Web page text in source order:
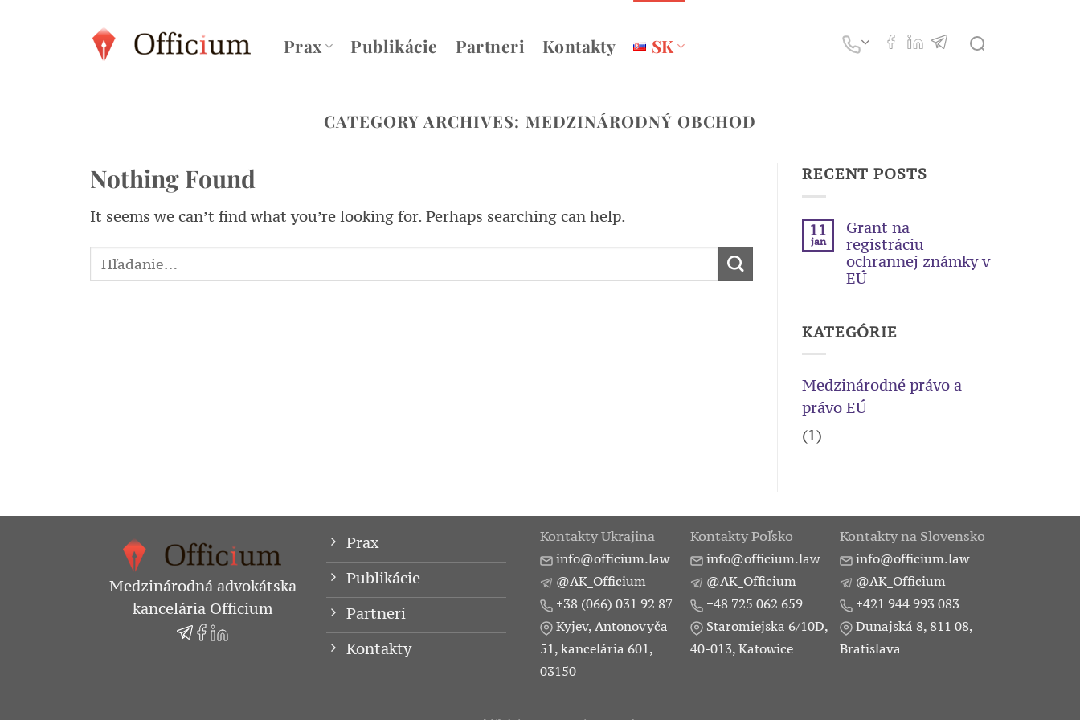
Prax Publikácie Partneri Kontakty SK
CATEGORY ARCHIVES: MEDZINÁRODNÝ OBCHOD
Nothing Found
It seems we can’t find what you’re looking for. Perhaps searching can help.
RECENT POSTS
11
jan
Grant na
registráciu
ochrannej známky v
EÚ
KATEGÓRIE
Medzinárodné právo a
právo EÚ
(1)
Medzinárodná advokátska
kancelária Officium
Prax
Publikácie
Partneri
Kontakty
Kontakty Ukrajina
info@officium.law
@AK_Officium
+38 (066) 031 92 87
Kyjev, Antonovyča
51, kancelária 601,
03150
Kontakty Poľsko
info@officium.law
@AK_Officium
+48 725 062 659
Staromiejska 6/10D,
40-013, Katowice
Kontakty na Slovensko
info@officium.law
@AK_Officium
+421 944 993 083
Dunajská 8, 811 08,
Bratislava